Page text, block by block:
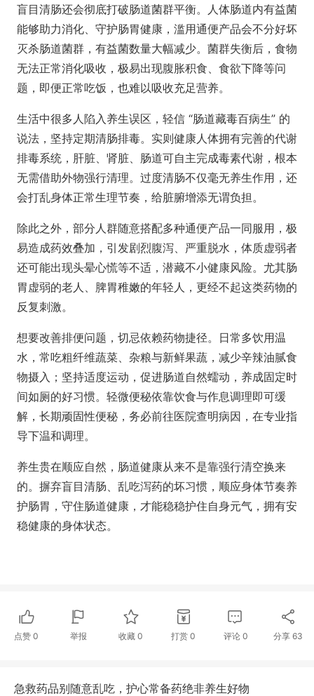
盲目清肠还会彻底打破肠道菌群平衡。人体肠道内有益菌
能够助力消化、守护肠胃健康，滥用通便产品会不分好坏
灭杀肠道菌群，有益菌数量大幅减少。菌群失衡后，食物
无法正常消化吸收，极易出现腹胀积食、食欲下降等问
题，即便正常吃饭，也难以吸收充足营养。
生活中很多人陷入养生误区，轻信 “肠道藏毒百病生” 的
说法，坚持定期清肠排毒。实则健康人体拥有完善的代谢
排毒系统，肝脏、肾脏、肠道可自主完成毒素代谢，根本
无需借助外物强行清理。过度清肠不仅毫无养生作用，还
会打乱身体正常生理节奏，给脏腑增添无谓负担。
除此之外，部分人群随意搭配多种通便产品一同服用，极
易造成药效叠加，引发剧烈腹泻、严重脱水，体质虚弱者
还可能出现头晕心慌等不适，潜藏不小健康风险。尤其肠
胃虚弱的老人、脾胃稚嫩的年轻人，更经不起这类药物的
反复刺激。
想要改善排便问题，切忌依赖药物捷径。日常多饮用温
水，常吃粗纤维蔬菜、杂粮与新鲜果蔬，减少辛辣油腻食
物摄入；坚持适度运动，促进肠道自然蠕动，养成固定时
间如厕的好习惯。轻微便秘依靠饮食与作息调理即可缓
解，长期顽固性便秘，务必前往医院查明病因，在专业指
导下温和调理。
养生贵在顺应自然，肠道健康从来不是靠强行清空换来
的。摒弃盲目清肠、乱吃泻药的坏习惯，顺应身体节奏养
护肠胃，守住肠道健康，才能稳稳护住自身元气，拥有安
稳健康的身体状态。
点赞 0 举报 收藏0 打赏 0 评论 0 分享 63
急救药品别随意乱吃，护心常备药绝非养生好物